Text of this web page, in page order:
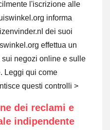
l'iscrizione alle
informa
dei suoi
effettua un
negozi online e sulle
Leggi qui come
questi controlli >
dei reclami e
indipendente